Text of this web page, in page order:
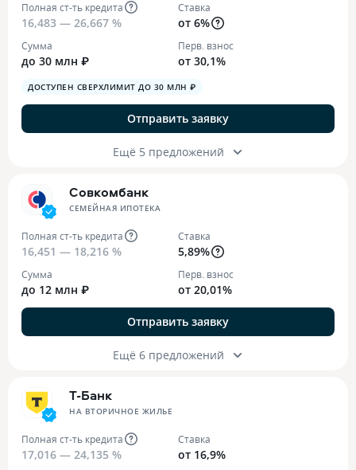
Полная ст-ть кредита
16,483 — 26,667 %
Ставка
от 6%
Сумма
до 30 млн ₽
Перв. взнос
от 30,1%
ДОСТУПЕН СВЕРХЛИМИТ ДО 30 МЛН ₽
Отправить заявку
Ещё 5 предложений
Совкомбанк
СЕМЕЙНАЯ ИПОТЕКА
Полная ст-ть кредита
16,451 — 18,216 %
Ставка
5,89%
Сумма
до 12 млн ₽
Перв. взнос
от 20,01%
Отправить заявку
Ещё 6 предложений
Т-Банк
НА ВТОРИЧНОЕ ЖИЛЬЕ
Полная ст-ть кредита
17,016 — 24,135 %
Ставка
от 16,9%